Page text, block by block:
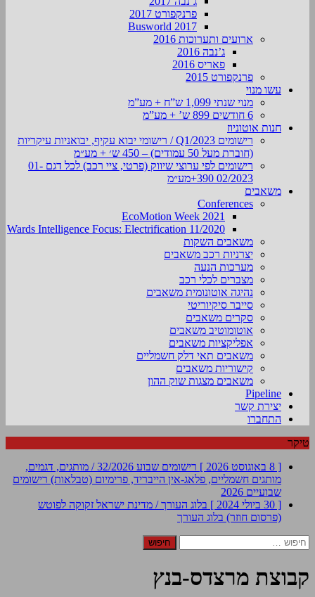
פרנקפורט 2017
Busworld 2017
ארועים ותערוכות 2016
ג’נבה 2016
פאריס 2016
פרנקפורט 2015
עשו מנוי
מנוי שנתי 1,099 ש”ח + מע”מ
6 חודשים 899 ש’ + מע”מ
חנות אוטוניוז
רישומים Q1/2023 / רישומי יבוא עקיף, יבואניות עיקריות
(חוברת מעל 50 עמודים) – 450 ש׳ + מע״מ
רישומים לפי ערוצי שיווק (פרטי, ציי רכב) לכל דגם 01-
02/2023 390+מע״מ
משאבים
Conferences
EcoMotion Week 2021
Wards Intelligence Focus: Electrification 11/2020
משאבים השקות
יצרניות רכב משאבים
מערכות הנעה
מצברים לכלי רכב
נהיגה אוטונומית משאבים
סייבר סיקיוריטי
סקרים משאבים
אוטומוטיב משאבים
אפליקציות משאבים
משאבים תאי דלק חשמליים
קישוריות משאבים
משאבים מצגות שוק ההון
Pipeline
יצירת קשר
התחברו
טיקר
[ 8 באוגוסט 2026 ]
רישומים שבוע 32/2026 / מותגים, דגמים,
מותגים חשמליים, פלאג-אין הייבריד, פרימיום (טבלאות) רישומים
שבועיים 2026
[ 30 ביולי 2024 ]
בלוג העורך / מדינת ישראל זקוקה לפוטש
(פרסום חוזר) בלוג העורך
חיפוש:
קבוצת מרצדס-בנץ